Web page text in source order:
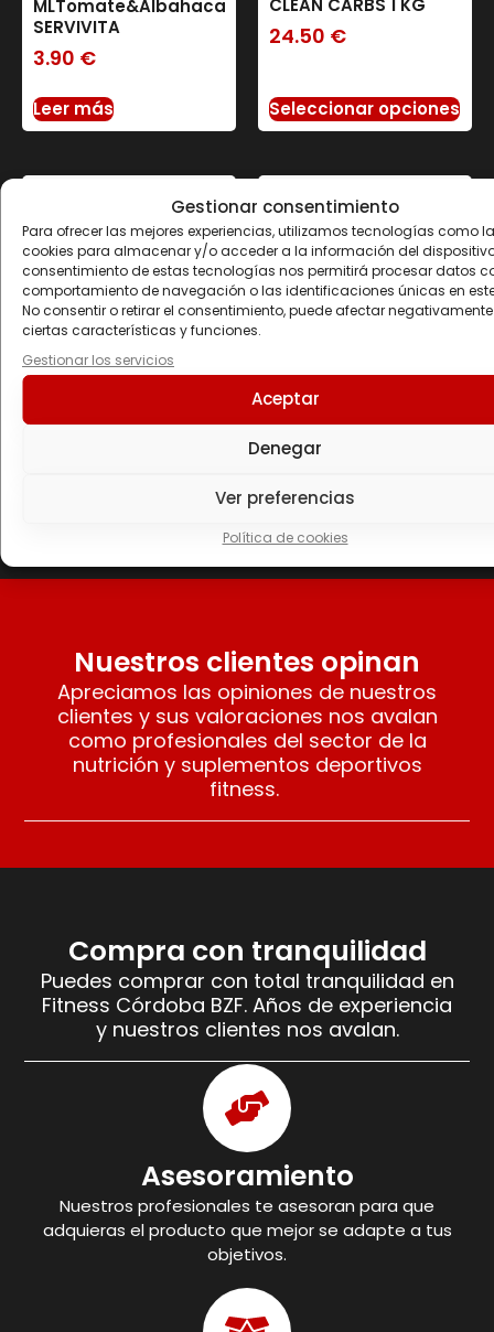
Gestionar consentimiento
Para ofrecer las mejores experiencias, utilizamos tecnologías como
cookies para almacenar y/o acceder a la información del
consentimiento de estas tecnologías nos permitirá procesar datos
comportamiento de navegación o las identificaciones únicas en
No consentir o retirar el consentimiento, puede afectar
ciertas características y funciones.
Gestionar los servicios
Aceptar
Denegar
Ver preferencias
Política de cookies
MLTomate&Albahaca
SERVIVITA
3.90 €
Leer más
CLEAN CARBS 1 KG
24.50 €
Seleccionar opciones
PROTEIN MÜSLI 500 GR
22.70
Nuestros clientes opinan
Apreciamos las opiniones de nuestros
clientes y sus valoraciones nos avalan
como profesionales del sector de la
nutrición y suplementos deportivos
fitness.
Compra con tranquilidad
Puedes comprar con total tranquilidad en
Fitness Córdoba BZF. Años de experiencia
y nuestros clientes nos avalan.
Asesoramiento
Nuestros profesionales te asesoran para que
adquieras el producto que mejor se adapte a tus
objetivos.